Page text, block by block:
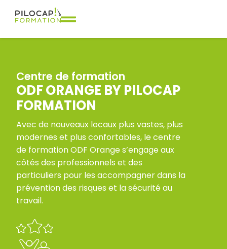
Centre de formation
ODF ORANGE BY PILOCAP
FORMATION
Avec de nouveaux locaux plus vastes, plus
modernes et plus confortables, le centre
de formation ODF Orange s’engage aux
côtés des professionnels et des
particuliers pour les accompagner dans la
prévention des risques et la sécurité au
travail.